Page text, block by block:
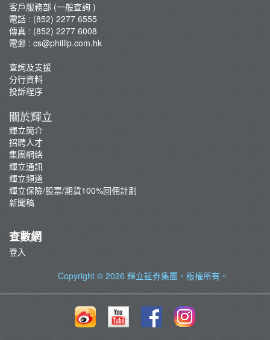
客戶服務部 (一般查詢 )
電話 : (852) 2277 6555
傳真 : (852) 2277 6008
電郵 : cs@phillip.com.hk
查詢及支援
分行資料
投訴程序
關於輝立
輝立簡介
招聘人才
集團網絡
輝立通訊
輝立頻道
輝立保險/股票/期貨100%回佣計劃
新聞稿
查數網
登入
Copyright © 2026 輝立証券集團 。版權所有。